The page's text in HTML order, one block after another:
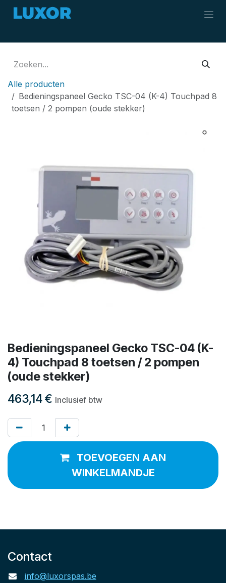
Overslaan naar inhoud
Alle producten
Bedieningspaneel Gecko TSC-04 (K-4) Touchpad 8
toetsen / 2 pompen (oude stekker)
Bedieningspaneel Gecko TSC-04 (K-
4) Touchpad 8 toetsen / 2 pompen
(oude stekker)
463,14€ Inclusief btw
TOEVOEGEN AAN
WINKELMANDJE
Contact
info@luxorspas.be